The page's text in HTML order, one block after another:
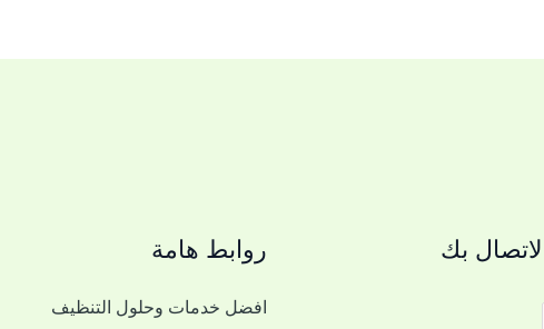
بك روابط هامة
افضل خدمات وحلول التنظيف